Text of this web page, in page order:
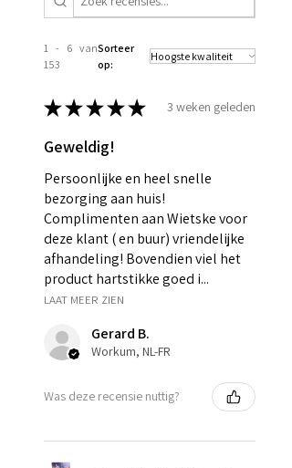
1 - 6 van
153
Sorteer
op:
★★★★★ 3 weken geleden
Geweldig!
Persoonlijke en heel snelle
bezorging aan huis!
Complimenten aan Wietske voor
deze klant ( en buur) vriendelijke
afhandeling! Bovendien viel het
product hartstikke goed i...
LAAT MEER ZIEN
Gerard B.
Workum, NL-FR
Was deze recensie nuttig?